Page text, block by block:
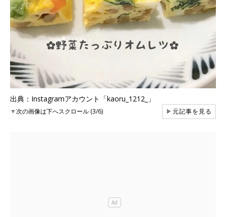
出典：Instagramアカウント「kaoru_1212_」
▼次の画像は下へスクロール (3/6) ▶元記事を見る